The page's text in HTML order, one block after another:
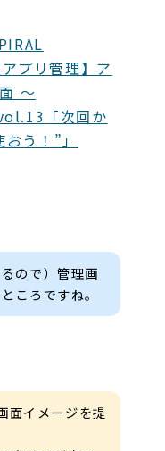
プリ管理】ア
～
「次回か
う！”」
ので）管理画
ころですね。
面イメージを提